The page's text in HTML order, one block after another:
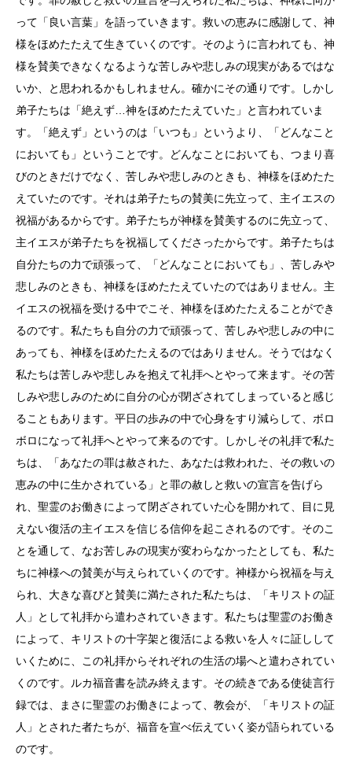
って「良い言葉」を語っていきます。救いの恵みに感謝して、神
様をほめたたえて生きていくのです。そのように言われても、神
様を賛美できなくなるような苦しみや悲しみの現実があるではな
いか、と思われるかもしれません。確かにその通りです。しかし
弟子たちは「絶えず…神をほめたたえていた」と言われていま
す。「絶えず」というのは「いつも」というより、「どんなこと
においても」ということです。どんなことにおいても、つまり喜
びのときだけでなく、苦しみや悲しみのときも、神様をほめたた
えていたのです。それは弟子たちの賛美に先立って、主イエスの
祝福があるからです。弟子たちが神様を賛美するのに先立って、
主イエスが弟子たちを祝福してくださったからです。弟子たちは
自分たちの力で頑張って、「どんなことにおいても」、苦しみや
悲しみのときも、神様をほめたたえていたのではありません。主
イエスの祝福を受ける中でこそ、神様をほめたたえることができ
るのです。私たちも自分の力で頑張って、苦しみや悲しみの中に
あっても、神様をほめたたえるのではありません。そうではなく
私たちは苦しみや悲しみを抱えて礼拝へとやって来ます。その苦
しみや悲しみのために自分の心が閉ざされてしまっていると感じ
ることもあります。平日の歩みの中で心身をすり減らして、ボロ
ボロになって礼拝へとやって来るのです。しかしその礼拝で私た
ちは、「あなたの罪は赦された、あなたは救われた、その救いの
恵みの中に生かされている」と罪の赦しと救いの宣言を告げら
れ、聖霊のお働きによって閉ざされていた心を開かれて、目に見
えない復活の主イエスを信じる信仰を起こされるのです。そのこ
とを通して、なお苦しみの現実が変わらなかったとしても、私た
ちに神様への賛美が与えられていくのです。神様から祝福を与え
られ、大きな喜びと賛美に満たされた私たちは、「キリストの証
人」として礼拝から遣わされていきます。私たちは聖霊のお働き
によって、キリストの十字架と復活による救いを人々に証しして
いくために、この礼拝からそれぞれの生活の場へと遣わされてい
くのです。ルカ福音書を読み終えます。その続きである使徒言行
録では、まさに聖霊のお働きによって、教会が、「キリストの証
人」とされた者たちが、福音を宣べ伝えていく姿が語られている
のです。